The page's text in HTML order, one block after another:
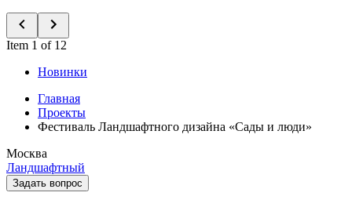
Item 1 of 12
Новинки
Главная
Проекты
Фестиваль Ландшафтного дизайна «Сады и люди»
Москва
Ландшафтный
Задать вопрос